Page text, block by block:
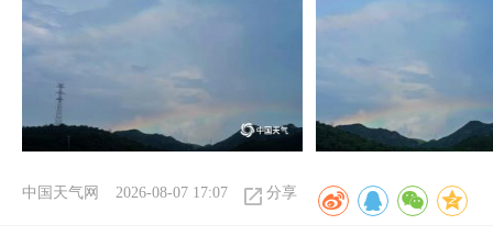
中国天气网 2026-08-07 17:07 分享